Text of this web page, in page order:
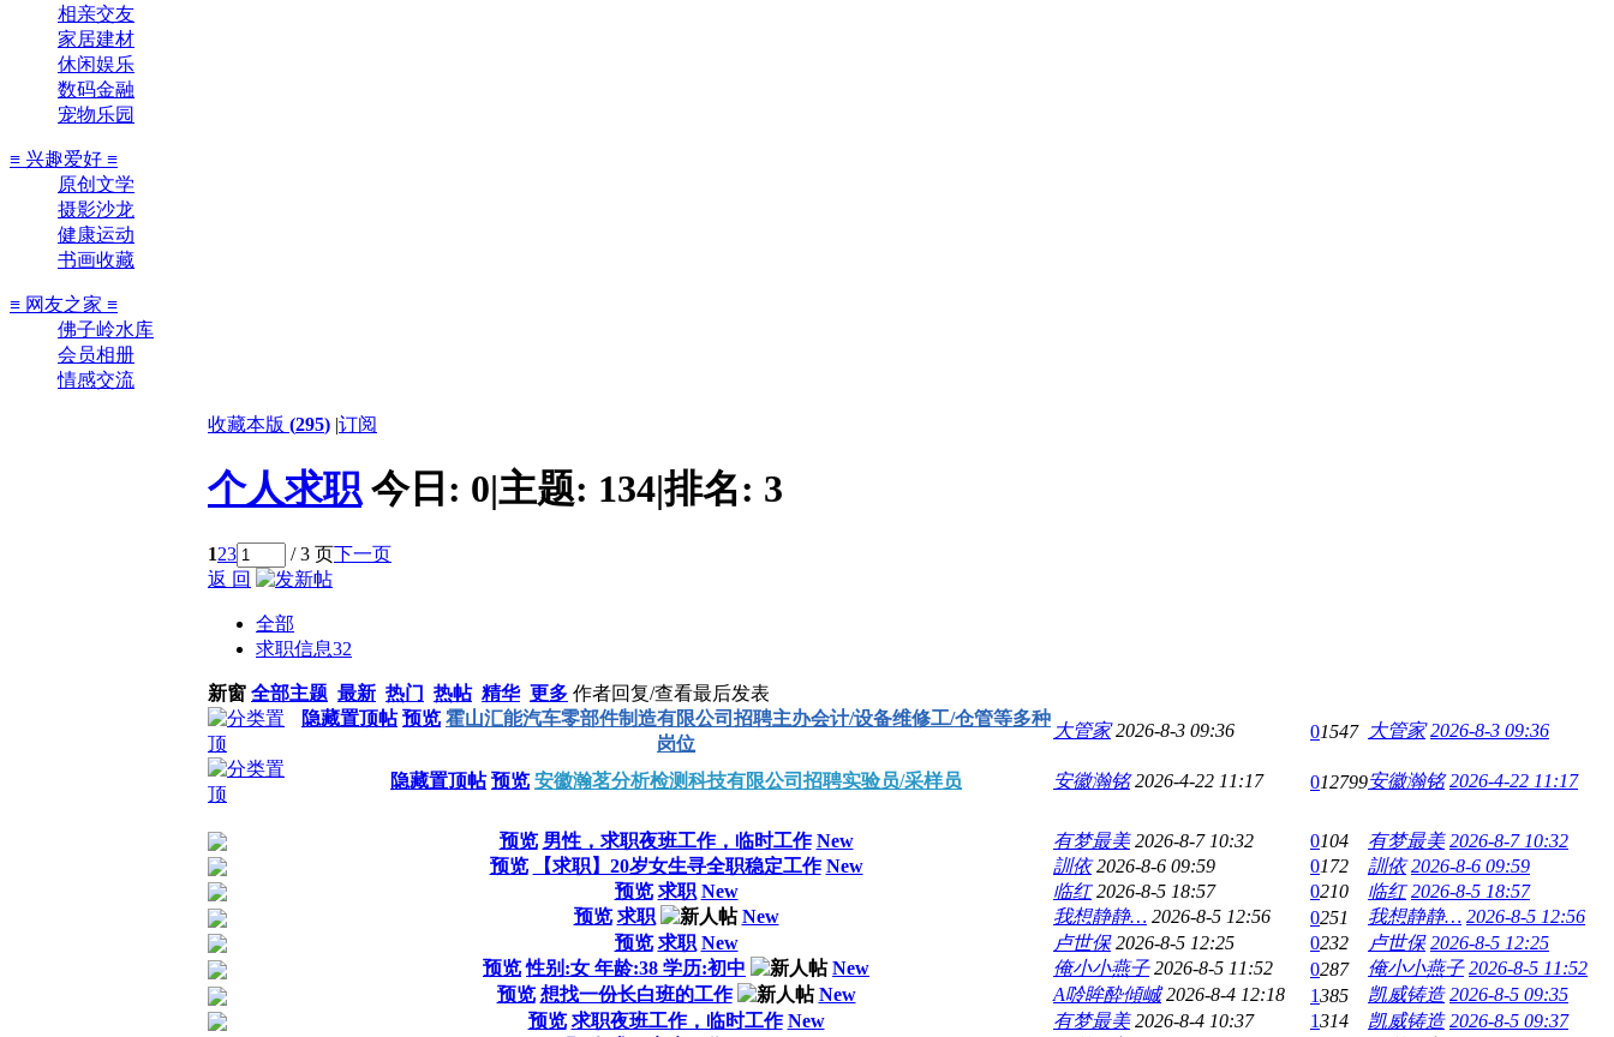
相亲交友
家居建材
休闲娱乐
数码金融
宠物乐园
≡ 兴趣爱好 ≡
原创文学
摄影沙龙
健康运动
书画收藏
≡ 网友之家 ≡
佛子岭水库
会员相册
情感交流
收藏本版 (295) |订阅
个人求职 今日: 0|主题: 134|排名: 3
123 / 3 页下一页
返 回
全部
求职信息32
新窗 全部主题 最新 热门 热帖 精华 更多 作者回复/查看最后发表
隐藏置顶帖 预览 霍山汇能汽车零部件制造有限公司招聘主办会计/设备维修工/仓管等多种
岗位
大管家 2026-8-3 09:36 01547 大管家 2026-8-3 09:36
隐藏置顶帖 预览 安徽瀚茗分析检测科技有限公司招聘实验员/采样员 安徽瀚铭 2026-4-22 11:17 012799安徽瀚铭 2026-4-22 11:17
预览 男性，求职夜班工作，临时工作 New 有梦最美 2026-8-7 10:32 0104 有梦最美 2026-8-7 10:32
预览
【求职】20岁女生寻全职稳定工作 New 訓依 2026-8-6 09:59 0172 訓依 2026-8-6 09:59
预览 求职 New 临红 2026-8-5 18:57 0210 临红 2026-8-5 18:57
预览 求职 New 我想静静… 2026-8-5 12:56 0251 我想静静… 2026-8-5 12:56
预览 求职 New 卢世保 2026-8-5 12:25 0232 卢世保 2026-8-5 12:25
预览 性别:女 年龄:38 学历:初中 New 俺小小燕子 2026-8-5 11:52 0287 俺小小燕子 2026-8-5 11:52
预览 想找一份长白班的工作 New A唥眸酔傾峸 2026-8-4 12:18 1385 凯威铸造 2026-8-5 09:35
预览 求职夜班工作，临时工作 New 有梦最美 2026-8-4 10:37 1314 凯威铸造 2026-8-5 09:37